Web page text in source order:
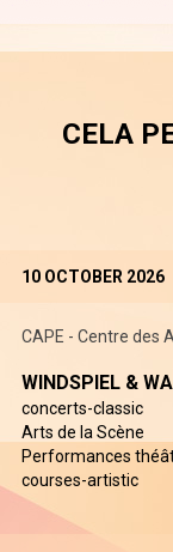
CELA
10 OCTOBER 2026
CAPE - Centre des
WINDSPIEL &
concerts-classic
Arts de la Scène
Performances
courses-artistic